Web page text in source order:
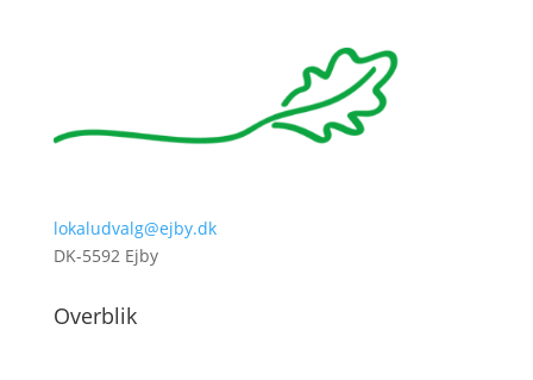
lokaludvalg@ejby.dk
DK-5592 Ejby
Overblik